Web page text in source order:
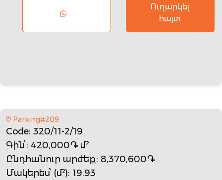
Ուղարկել
հայտ
Parking#209
Code: 320/11-2/19
Գին՝: 420,000֏ մ²
Ընդհանուր արժեք: 8,370,600֏
Մակերես՝ (մ²): 19.93